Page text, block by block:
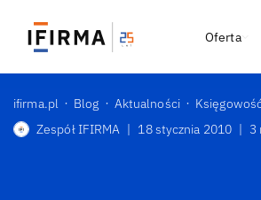
Oferta
ifirma.pl Blog Aktualności
Zespół IFIRMA | 18 stycznia 2010 | 3